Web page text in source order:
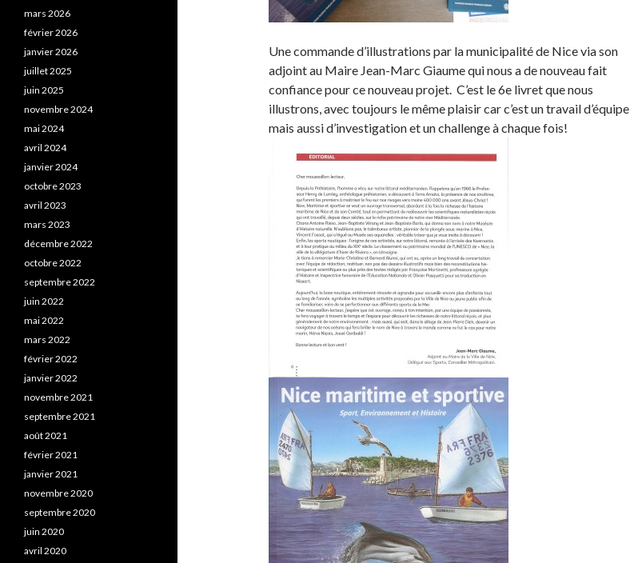
Une commande d’illustrations par la municipalité de Nice via son
adjoint au Maire Jean-Marc Giaume qui nous a de nouveau fait
confiance pour ce nouveau projet. C’est le 6e livret que nous
illustrons, avec toujours le même plaisir car c’est un travail d’équipe
mais aussi d’investigation et un challenge à chaque fois!
mars 2026
février 2026
janvier 2026
juillet 2025
juin 2025
novembre 2024
mai 2024
avril 2024
janvier 2024
octobre 2023
avril 2023
mars 2023
décembre 2022
octobre 2022
septembre 2022
juin 2022
mai 2022
mars 2022
février 2022
janvier 2022
novembre 2021
septembre 2021
août 2021
février 2021
janvier 2021
novembre 2020
septembre 2020
juin 2020
avril 2020